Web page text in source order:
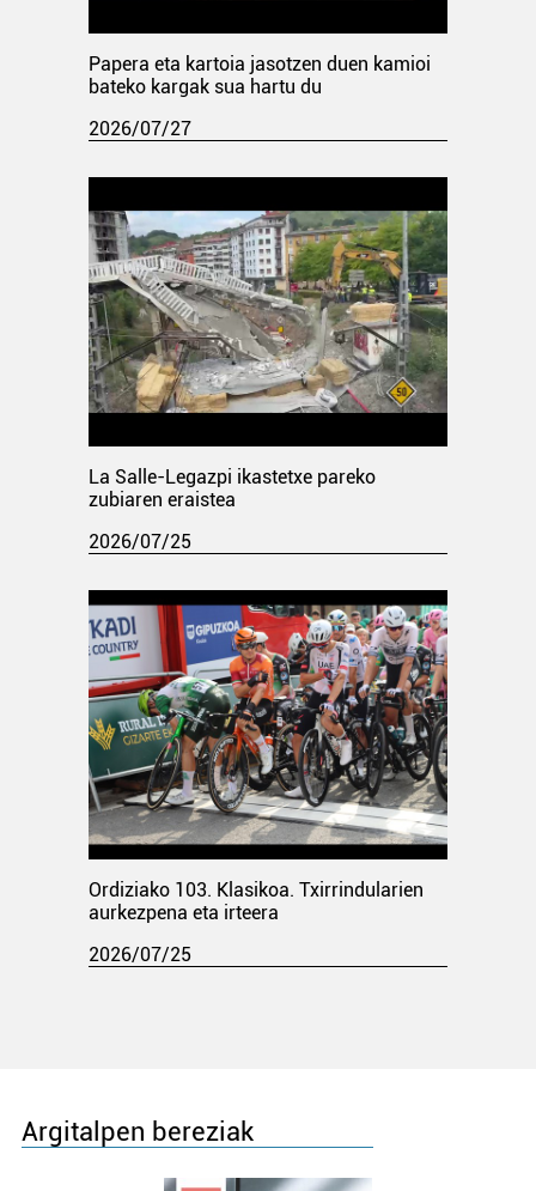
Papera eta kartoia jasotzen duen kamioi
bateko kargak sua hartu du
2026/07/27
La Salle-Legazpi ikastetxe pareko
zubiaren eraistea
2026/07/25
Ordiziako 103. Klasikoa. Txirrindularien
aurkezpena eta irteera
2026/07/25
Argitalpen bereziak